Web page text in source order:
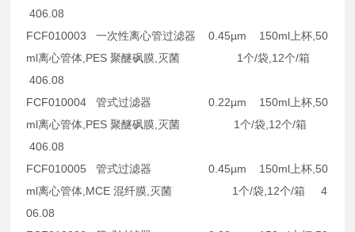
406.08
FCF010003 一次性离心管过滤器 0.45µm 150ml上杯,50
ml离心管体,PES 聚醚砜膜,灭菌 1个/袋,12个/箱
406.08
FCF010004 管式过滤器 0.22µm 150ml上杯,50
ml离心管体,PES 聚醚砜膜,灭菌 1个/袋,12个/箱
406.08
FCF010005 管式过滤器 0.45µm 150ml上杯,50
ml离心管体,MCE 混纤膜,灭菌 1个/袋,12个/箱 4
06.08